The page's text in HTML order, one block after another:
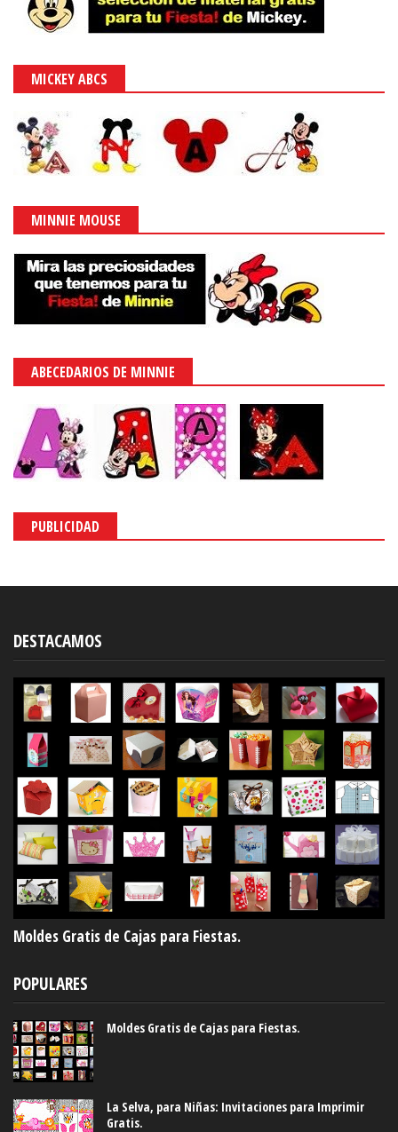
MICKEY ABCS
MINNIE MOUSE
ABECEDARIOS DE MINNIE
PUBLICIDAD
DESTACAMOS
Moldes Gratis de Cajas para Fiestas.
POPULARES
Moldes Gratis de Cajas para Fiestas.
La Selva, para Niñas: Invitaciones para Imprimir
Gratis.